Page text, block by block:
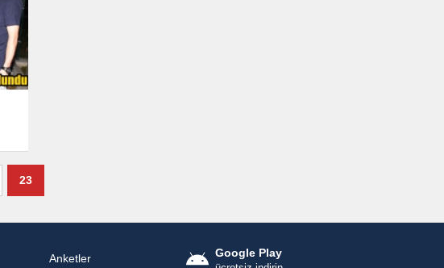
23
Anketler
Google Play